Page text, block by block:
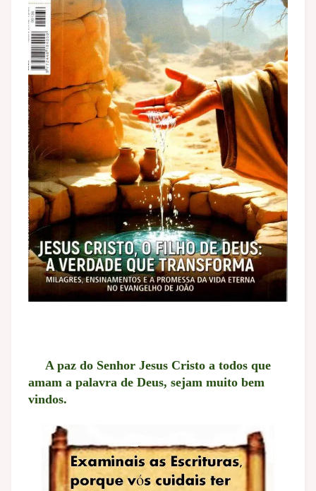
A paz do Senhor Jesus Cristo a todos que
amam a palavra de Deus, sejam muito bem
vindos.